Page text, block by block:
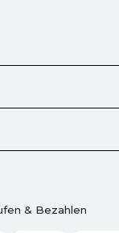
& Bezahlen